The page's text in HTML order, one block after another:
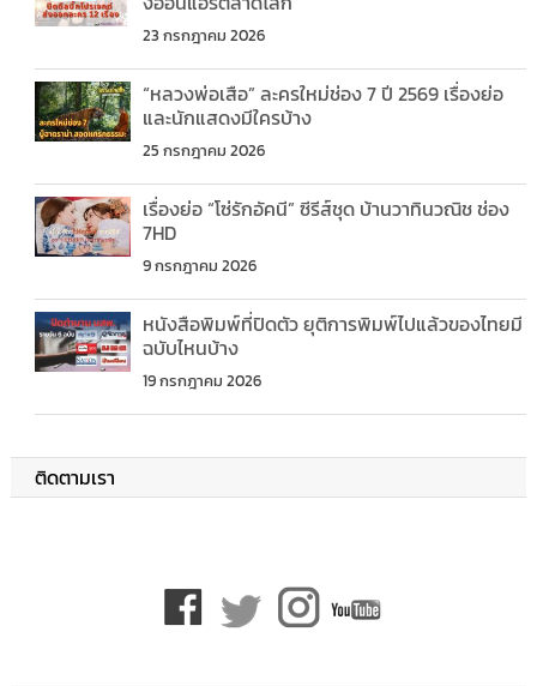
23 กรกฎาคม 2026
“หลวงพ่อเสือ” ละครใหม่ช่อง 7 ปี 2569 เรื่องย่อ
และนักแสดงมีใครบ้าง
25 กรกฎาคม 2026
เรื่องย่อ “โซ่รักอัคนี” ซีรีส์ชุด บ้านวาทินวณิช ช่อง
7HD
9 กรกฎาคม 2026
หนังสือพิมพ์ที่ปิดตัว ยุติการพิมพ์ไปแล้วของไทยมี
ฉบับไหนบ้าง
19 กรกฎาคม 2026
ติดตามเรา